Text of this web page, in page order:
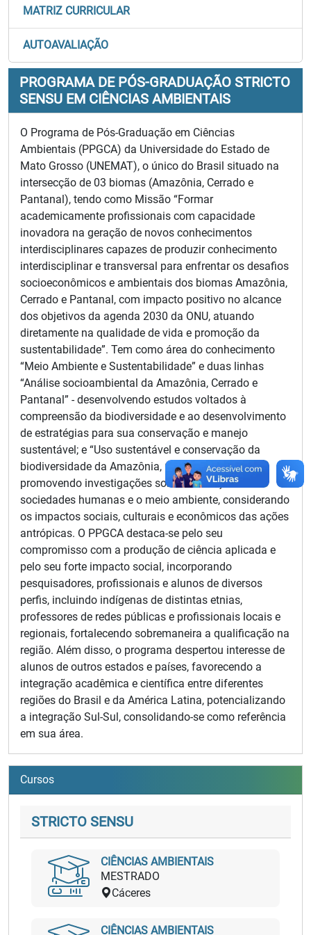
MATRIZ CURRICULAR
AUTOAVALIAÇÃO
PROGRAMA DE PÓS-GRADUAÇÃO STRICTO
SENSU EM CIÊNCIAS AMBIENTAIS
O Programa de Pós-Graduação em Ciências
Ambientais (PPGCA) da Universidade do Estado de
Mato Grosso (UNEMAT), o único do Brasil situado na
intersecção de 03 biomas (Amazônia, Cerrado e
Pantanal), tendo como Missão “Formar
academicamente profissionais com capacidade
inovadora na geração de novos conhecimentos
interdisciplinares capazes de produzir conhecimento
interdisciplinar e transversal para enfrentar os desafios
socioeconômicos e ambientais dos biomas Amazônia,
Cerrado e Pantanal, com impacto positivo no alcance
dos objetivos da agenda 2030 da ONU, atuando
diretamente na qualidade de vida e promoção da
sustentabilidade”. Tem como área do conhecimento
“Meio Ambiente e Sustentabilidade” e duas linhas
“Análise socioambiental da Amazônia, Cerrado e
Pantanal” - desenvolvendo estudos voltados à
compreensão da biodiversidade e ao desenvolvimento
de estratégias para sua conservação e manejo
sustentável; e “Uso sustentável e conservação da
biodiversidade da Amazônia, Cerrado e Pantanal” -
promovendo investigações sobre as relações entre
sociedades humanas e o meio ambiente, considerando
os impactos sociais, culturais e econômicos das ações
antrópicas. O PPGCA destaca-se pelo seu
compromisso com a produção de ciência aplicada e
pelo seu forte impacto social, incorporando
pesquisadores, profissionais e alunos de diversos
perfis, incluindo indígenas de distintas etnias,
professores de redes públicas e profissionais locais e
regionais, fortalecendo sobremaneira a qualificação na
região. Além disso, o programa despertou interesse de
alunos de outros estados e países, favorecendo a
integração acadêmica e científica entre diferentes
regiões do Brasil e da América Latina, potencializando
a integração Sul-Sul, consolidando-se como referência
em sua área.
Cursos
STRICTO SENSU
CIÊNCIAS AMBIENTAIS
MESTRADO
Cáceres
CIÊNCIAS AMBIENTAIS